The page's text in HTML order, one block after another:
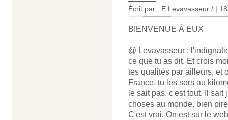
Écrit par : E Levavasseur / |
BIENVENUE À EUX
@ Levavasseur :
ce que tu as dit. Et crois
tes qualités par ailleurs, et
France, tu les sors au
le sait pas, c'est tout. Il
choses au monde, bien
C'est vrai. On est sur le